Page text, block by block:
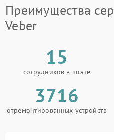
Преимущества
Veber
15
сотрудников в штате
3716
отремонтированных устройств